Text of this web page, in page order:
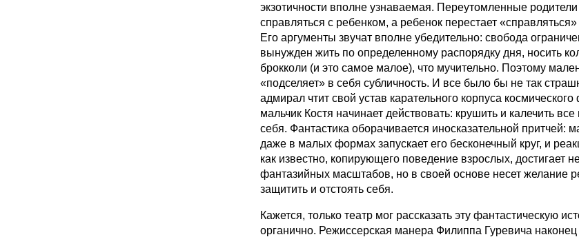
экзотичности вполне узнаваемая. Переутомленные
справляться с ребенком, а ребенок перестает
Его аргументы звучат вполне убедительно: свобода
вынужден жить по определенному распорядку дня, носить
брокколи (и это самое малое), что мучительно. Поэтому
«подселяет» в себя субличность. И все было бы не так
адмирал чтит свой устав карательного корпуса космического
мальчик Костя начинает действовать: крушить и калечить все
себя. Фантастика оборачивается иносказательной притчей:
даже в малых формах запускает его бесконечный круг, и
как известно, копирующего поведение взрослых, достигает
фантазийных масштабов, но в своей основе несет желание
защитить и отстоять себя.
Кажется, только театр мог рассказать эту фантастическую
органично. Режиссерская манера Филиппа Гуревича